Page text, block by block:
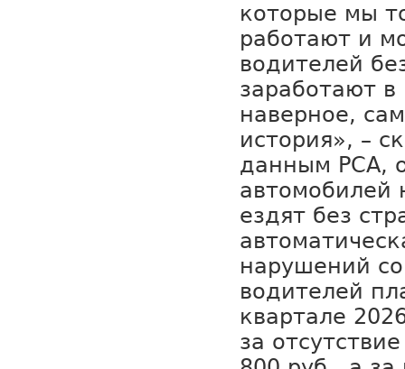
которые мы
работают и
водителей
заработают
наверное,
история», –
данным РСА,
автомобилей
ездят без
нарушений
водителей
квартале
за